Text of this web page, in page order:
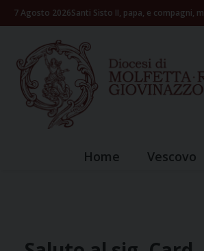
Skip7 Agosto 2026Santi Sisto II, papa, e compagni,
Home Vescovo